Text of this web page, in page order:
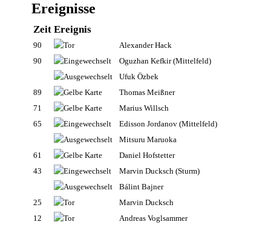
Ereignisse
Zeit Ereignis
90
Alexander Hack
90
Oguzhan Kefkir(Mittelfeld)
Ufuk Özbek
89
Thomas Meißner
71
Marius Willsch
65
Edisson Jordanov (Mittelfeld)
Mitsuru Maruoka
61
Daniel Hofstetter
43
Marvin Ducksch (Sturm)
Bálint Bajner
25
Marvin Ducksch
12
Andreas Voglsammer